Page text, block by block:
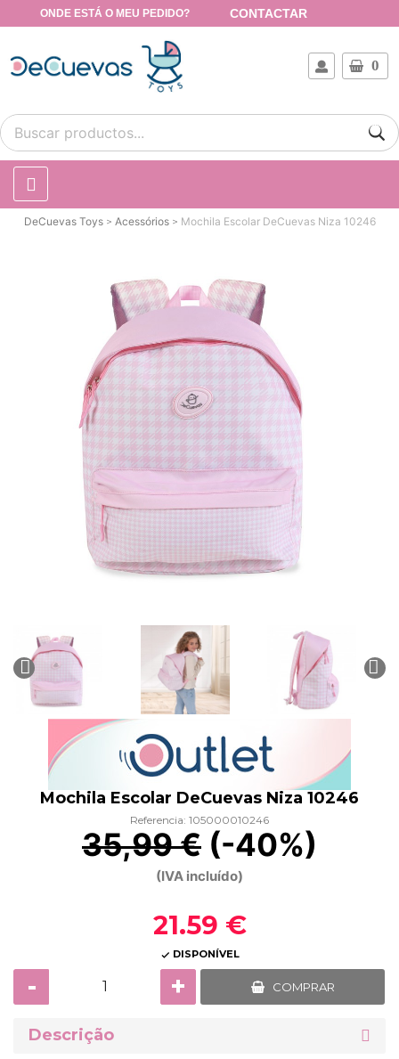
ONDE ESTÁ O MEU PEDIDO? CONTACTAR
0
DeCuevas Toys Acessórios Mochila Escolar DeCuevas Niza 10246
Mochila Escolar DeCuevas Niza 10246
Referencia: 105000010246
35,99 € (-40%)
(IVA incluído)
21.59 €
 DISPONÍVEL
- + COMPRAR
Descrição